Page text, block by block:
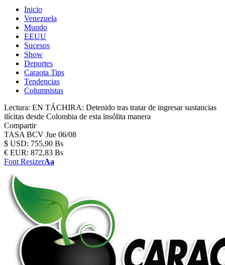
Inicio
Venezuela
Mundo
EEUU
Sucesos
Show
Deportes
Caraota Tips
Tendencias
Columnistas
Lectura: EN TÁCHIRA: Detenido tras tratar de ingresar sustancias
ilícitas desde Colombia de esta insólita manera
Compartir
TASA BCV Jue 06/08
$ USD: 755,90 Bs
€ EUR: 872,83 Bs
Font ResizerAa